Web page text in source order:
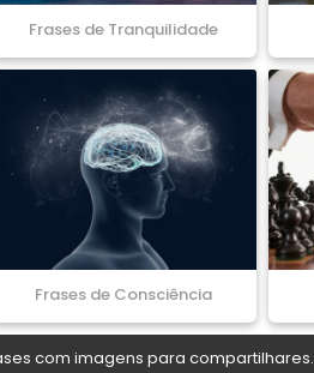
Frases de Tranquilidade
Frases de Consciência
com imagens para compartilhares.